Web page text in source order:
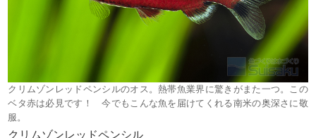
クリムゾンレッドペンシルのオス。熱帯魚業界に驚きがまた一つ。この
ベタ赤は必見です！ 今でもこんな魚を届けてくれる南米の奥深さに敬
服。
クリムゾンレッドペンシル